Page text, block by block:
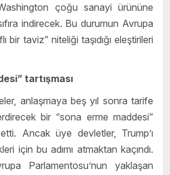
çoğu sanayi ürününe
indirecek. Bu durumun Avrupa
bir taviz” niteliği taşıdığı eleştirileri
tartışması
anlaşmaya beş yıl sonra tarife
bir “sona erme maddesi”
Ancak üye devletler, Trump’ı
için bu adımı atmaktan kaçındı.
Parlamentosu’nun yaklaşan